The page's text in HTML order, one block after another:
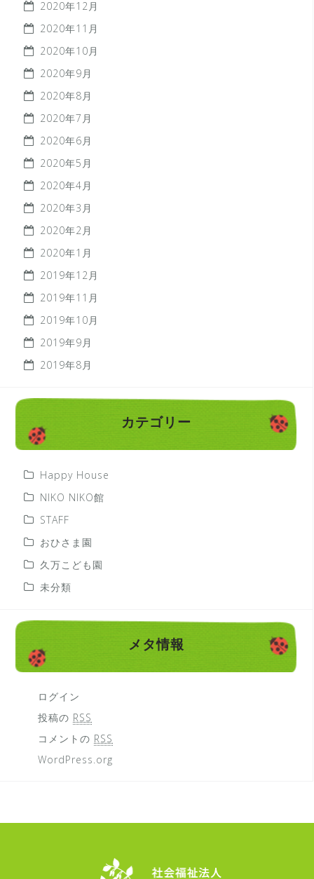
2020年12月
2020年11月
2020年10月
2020年9月
2020年8月
2020年7月
2020年6月
2020年5月
2020年4月
2020年3月
2020年2月
2020年1月
2019年12月
2019年11月
2019年10月
2019年9月
2019年8月
カテゴリー
Happy House
NIKO NIKO館
STAFF
おひさま園
久万こども園
未分類
メタ情報
ログイン
投稿の RSS
コメントの RSS
WordPress.org